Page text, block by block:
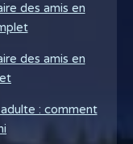
des amis en
des amis en
: comment